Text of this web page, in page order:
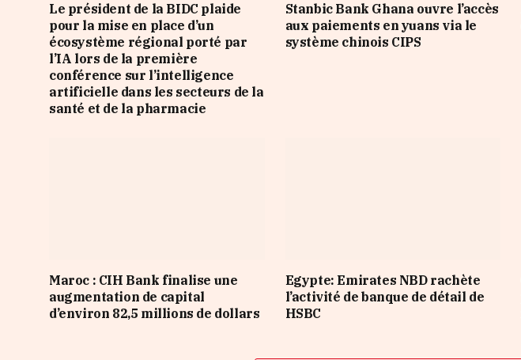
Le président de la BIDC plaide
pour la mise en place d’un
écosystème régional porté par
l’IA lors de la première
conférence sur l’intelligence
artificielle dans les secteurs de la
santé et de la pharmacie
Stanbic Bank Ghana ouvre l’accès
aux paiements en yuans via le
système chinois CIPS
Maroc : CIH Bank finalise une
augmentation de capital
d’environ 82,5 millions de dollars
Egypte: Emirates NBD rachète
l’activité de banque de détail de
HSBC